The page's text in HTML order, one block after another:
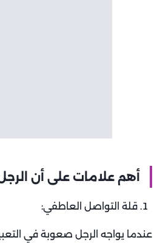
أهم علامات على أن
قلة التواصل العاطفي:
عندما يواجه الرجل صعوبة في